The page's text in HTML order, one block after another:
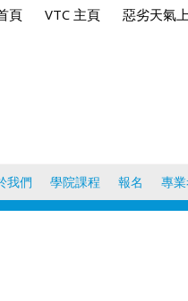
頁 VTC 主頁 惡劣天氣
我們 學院課程 報名 專